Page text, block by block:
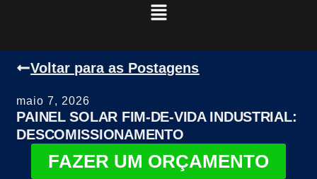
Voltar para as Postagens
maio 7, 2026
PAINEL SOLAR FIM-DE-VIDA INDUSTRIAL:
DESCOMISSIONAMENTO
FAZER UM ORÇAMENTO